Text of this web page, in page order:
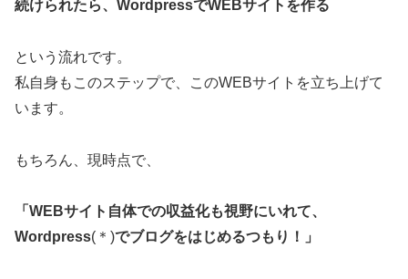
続けられたら、WordpressでWEBサイトを作る
という流れです。
私自身もこのステップで、このWEBサイトを立ち上げて
います。
もちろん、現時点で、
「WEBサイト自体での収益化も視野にいれて、
Wordpress(＊)でブログをはじめるつもり！」